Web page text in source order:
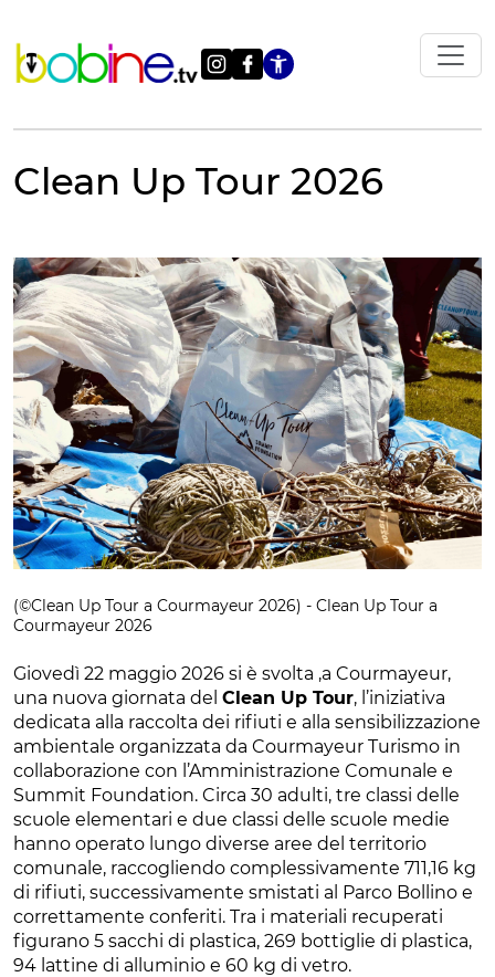
contenuto
Apri le
Clean Up Tour 2026
(©Clean Up Tour a Courmayeur 2026) - Clean Up Tour a
Courmayeur 2026
Giovedì 22 maggio 2026 si è svolta ,a Courmayeur,
una nuova giornata del Clean Up Tour, l’iniziativa
dedicata alla raccolta dei rifiuti e alla sensibilizzazione
ambientale organizzata da Courmayeur Turismo in
collaborazione con l’Amministrazione Comunale e
Summit Foundation. Circa 30 adulti, tre classi delle
scuole elementari e due classi delle scuole medie
hanno operato lungo diverse aree del territorio
comunale, raccogliendo complessivamente 711,16 kg
di rifiuti, successivamente smistati al Parco Bollino e
correttamente conferiti. Tra i materiali recuperati
figurano 5 sacchi di plastica, 269 bottiglie di plastica,
94 lattine di alluminio e 60 kg di vetro.